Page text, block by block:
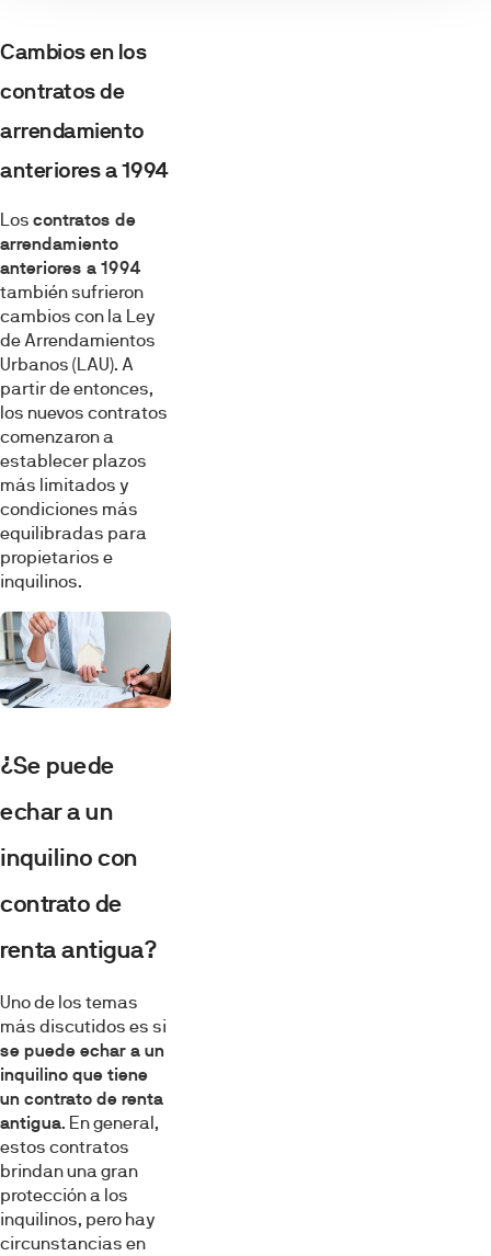
Cambios en los
contratos de
arrendamiento
anteriores a 1994
Los contratos de
arrendamiento
anteriores a 1994
también sufrieron
cambios con la Ley
de Arrendamientos
Urbanos (LAU). A
partir de entonces,
los nuevos contratos
comenzaron a
establecer plazos
más limitados y
condiciones más
equilibradas para
propietarios e
inquilinos.
¿Se puede
echar a un
inquilino con
contrato de
renta antigua?
Uno de los temas
más discutidos es si
se puede echar a un
inquilino que tiene
un contrato de renta
antigua. En general,
estos contratos
brindan una gran
protección a los
inquilinos, pero hay
circunstancias en